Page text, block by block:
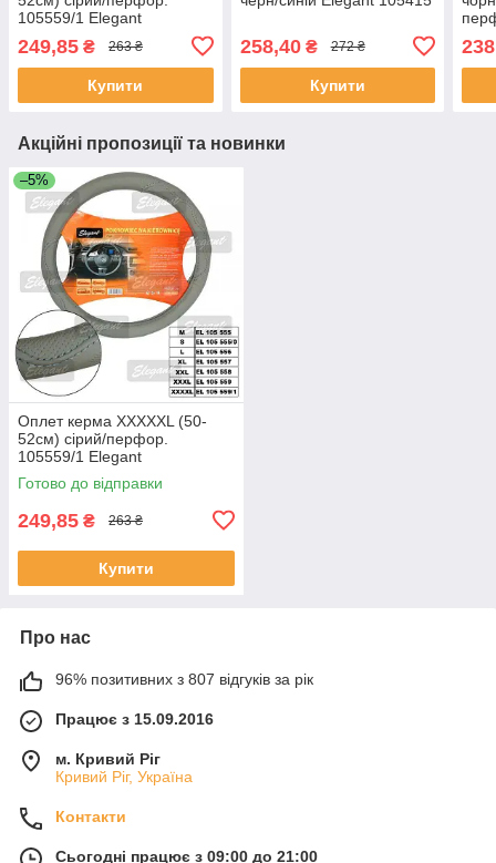
105559/1 Elegant
249,85 ₴ 263 ₴
Купити
258,40₴ 272 ₴
Купити
Акційні пропозиції та новинки
–5%
Оплет керма XXXXXL (50-
52см) сірий/перфор.
105559/1 Elegant
Готово до відправки
249,85 ₴ 263 ₴
Купити
Про нас
96% позитивних з 807 відгуків за рік
Працює з 15.09.2016
м. Кривий Ріг
Кривий Ріг, Україна
Контакти
Сьогодні працює з 09:00 до 21:00